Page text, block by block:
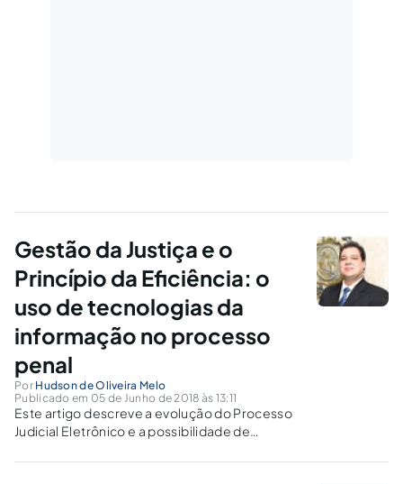
Gestão da Justiça e o
Princípio da Eficiência: o
uso de tecnologias da
informação no processo
penal
Por Hudson de Oliveira Melo
Publicado em 05 de Junho de 2018 às 13:11
Este artigo descreve a evolução do Processo
Judicial Eletrônico e a possibilidade de
da busca pela eficiência do Poder Judiciário.